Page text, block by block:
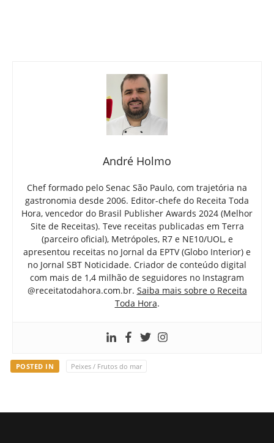
André Holmo
Chef formado pelo Senac São Paulo, com trajetória na
gastronomia desde 2006. Editor-chefe do Receita Toda
Hora, vencedor do Brasil Publisher Awards 2024 (Melhor
Site de Receitas). Teve receitas publicadas em Terra
(parceiro oficial), Metrópoles, R7 e NE10/UOL, e
apresentou receitas no Jornal da EPTV (Globo Interior) e
no Jornal SBT Noticidade. Criador de conteúdo digital
com mais de 1,4 milhão de seguidores no Instagram
@receitatodahora.com.br. Saiba mais sobre o Receita
Toda Hora.
POSTED IN Peixes / Frutos do mar